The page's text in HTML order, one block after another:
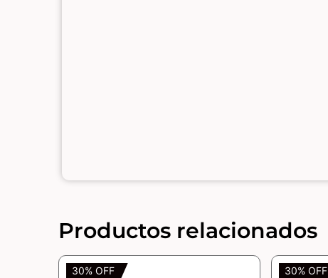
Productos relacionados
30% OFF 30% OFF